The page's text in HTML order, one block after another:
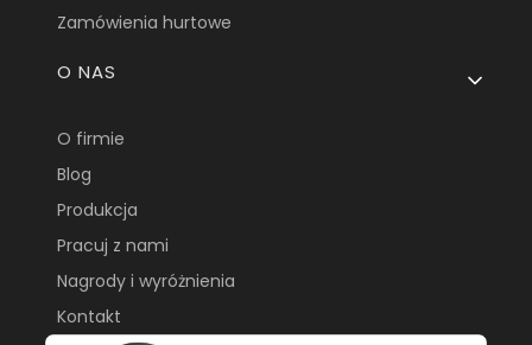
Zamówienia hurtowe
O NAS
O firmie
Blog
Produkcja
Pracuj z nami
Nagrody i wyróżnienia
Kontakt